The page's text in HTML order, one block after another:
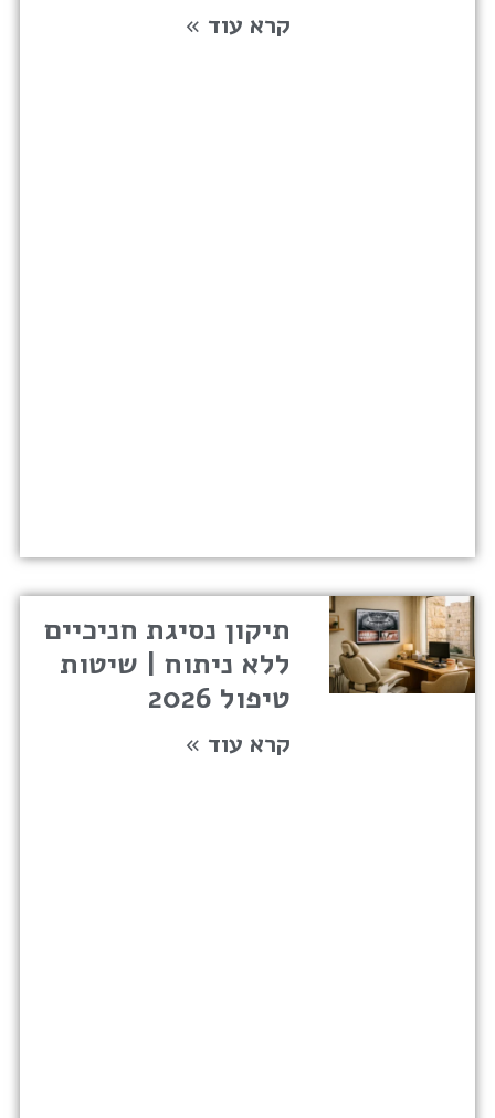
קרא עוד »
תיקון נסיגת חניכיים
ללא ניתוח | שיטות
טיפול 2026
קרא עוד »